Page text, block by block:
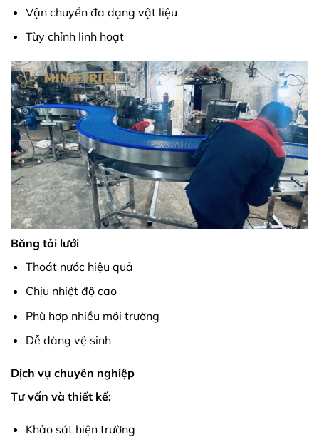
Vận chuyển đa dạng vật liệu
Tùy chỉnh linh hoạt
Băng tải lưới
Thoát nước hiệu quả
Chịu nhiệt độ cao
Phù hợp nhiều môi trường
Dễ dàng vệ sinh
Dịch vụ chuyên nghiệp
Tư vấn và thiết kế:
Khảo sát hiện trường